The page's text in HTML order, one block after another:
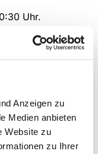
Anzeigen zu
Medien anbieten
Website zu
zu Ihrer
Uhr.
betreut.